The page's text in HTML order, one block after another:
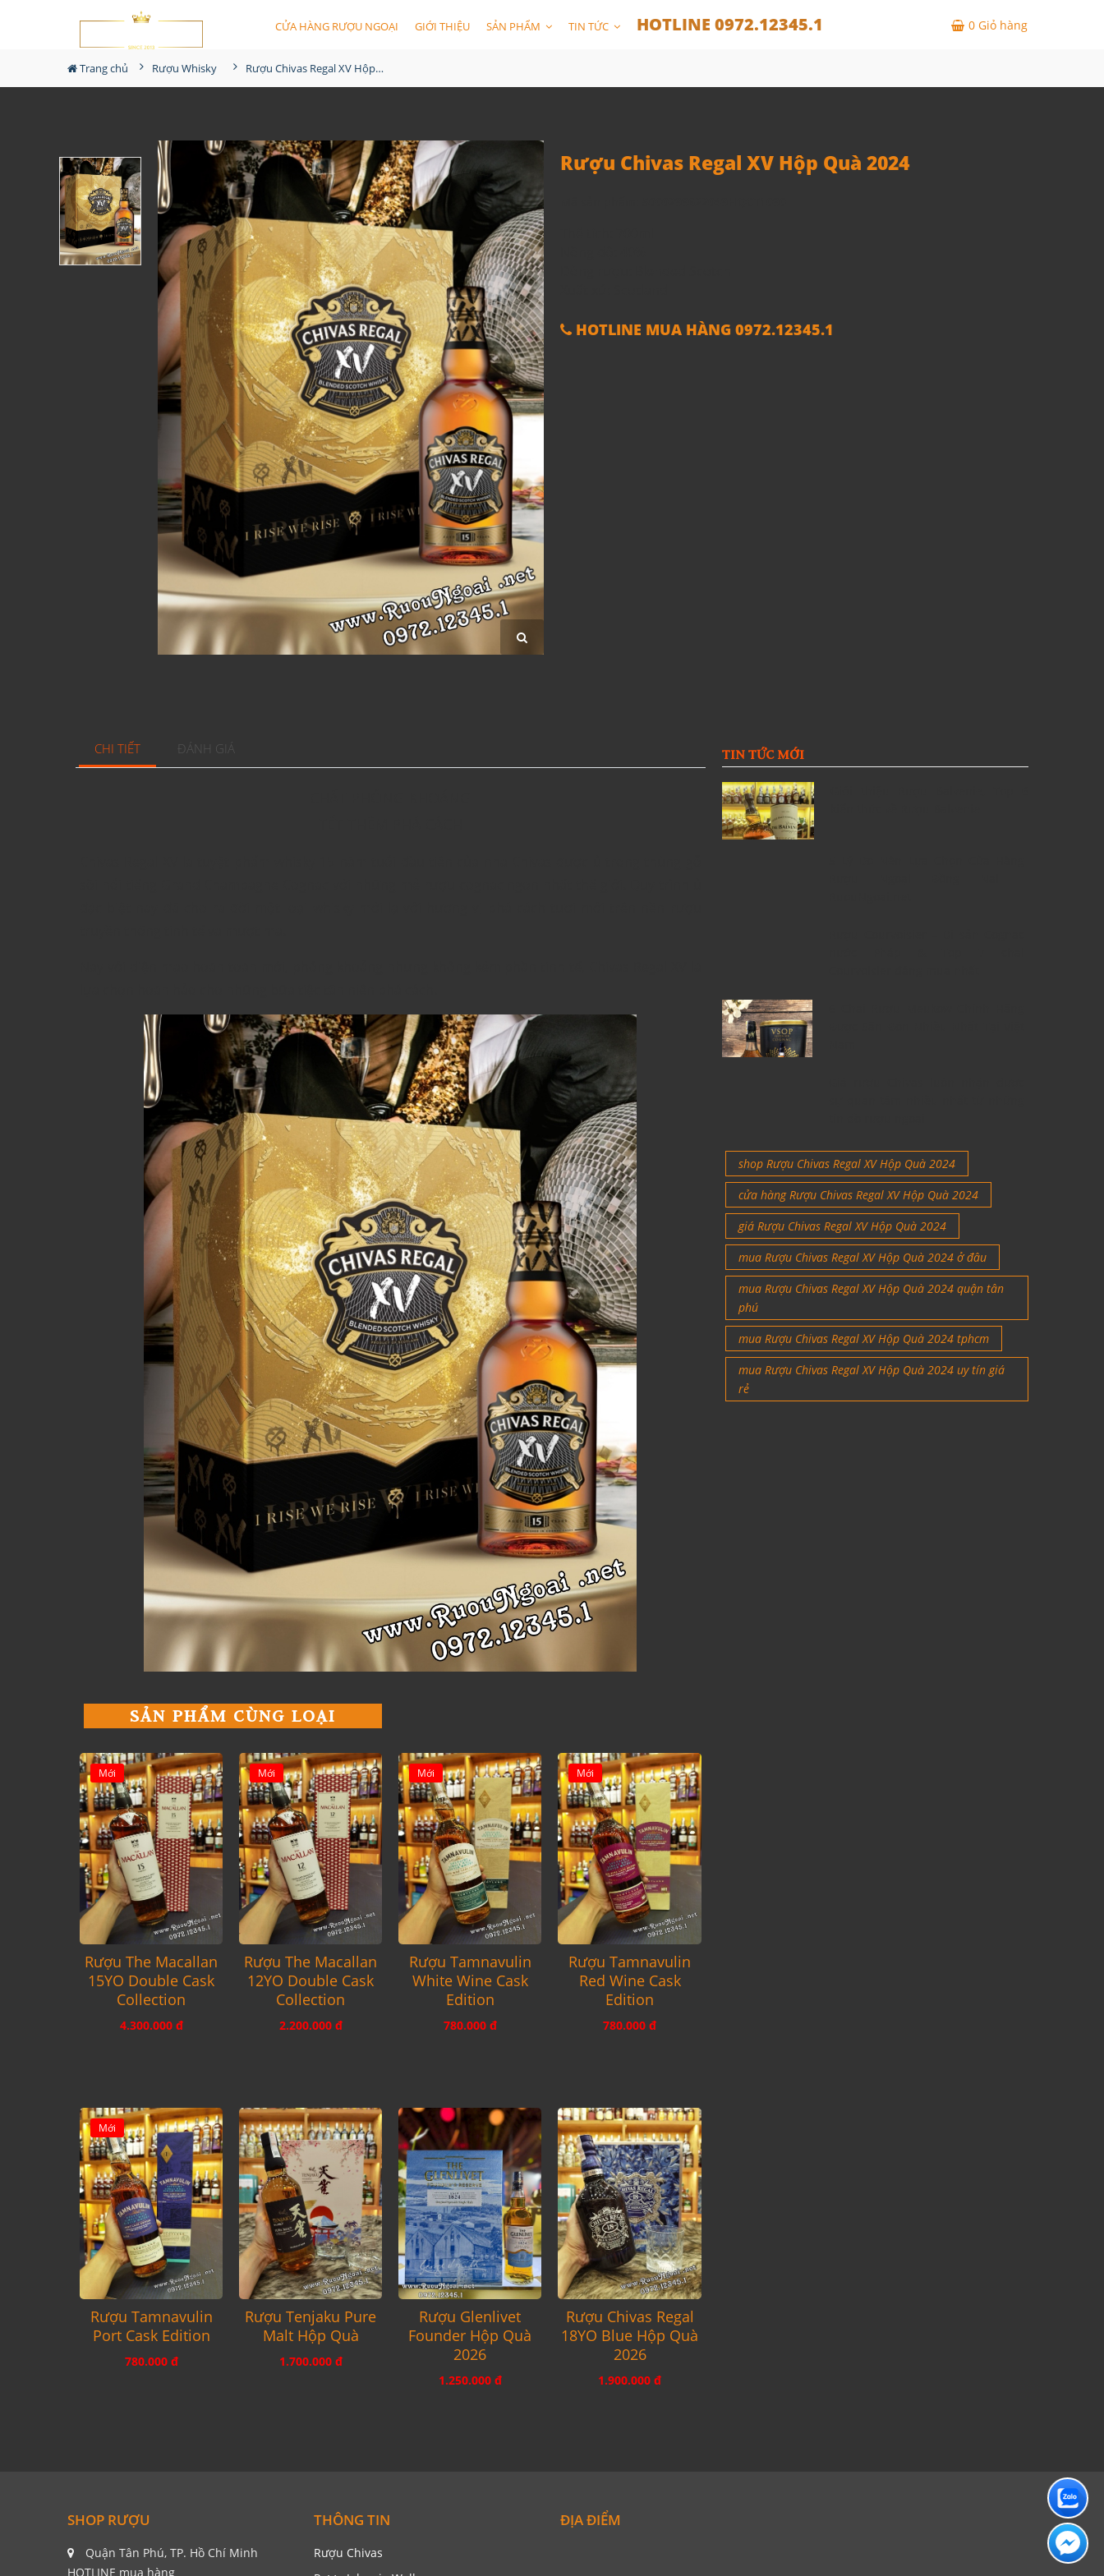
CỬA HÀNG RƯỢU NGOẠI GIỚI THIỆU SẢN PHẨM TIN TỨC HOTLINE 0972.12345.1 0 Giỏ hàng
Trang chủ Rượu Whisky Rượu Chivas Regal XV Hộp Quà 2024
Rượu Chivas Regal XV Hộp Quà 2024
HOTLINE MUA HÀNG 0972.12345.1
CHI TIẾT ĐÁNH GIÁ
SẢN PHẨM CÙNG LOẠI
Mới
Rượu The Macallan
15YO Double Cask
Collection
4.300.000 đ
Mới
Rượu The Macallan
12YO Double Cask
Collection
2.200.000 đ
Mới
Rượu Tamnavulin
White Wine Cask
Edition
780.000 đ
Mới
Rượu Tamnavulin
Red Wine Cask
Edition
780.000 đ
Mới
Rượu Tamnavulin
Port Cask Edition
780.000 đ
Rượu Tenjaku Pure
Malt Hộp Quà
1.700.000 đ
Rượu Glenlivet
Founder Hộp Quà
2026
1.250.000 đ
Rượu Chivas Regal
18YO Blue Hộp Quà
2026
1.900.000 đ
TIN TỨC MỚI
shop Rượu Chivas Regal XV Hộp Quà 2024
cửa hàng Rượu Chivas Regal XV Hộp Quà 2024
giá Rượu Chivas Regal XV Hộp Quà 2024
mua Rượu Chivas Regal XV Hộp Quà 2024 ở đâu
mua Rượu Chivas Regal XV Hộp Quà 2024 quận tân
phú
mua Rượu Chivas Regal XV Hộp Quà 2024 tphcm
mua Rượu Chivas Regal XV Hộp Quà 2024 uy tín giá
rẻ
SHOP RƯỢU
Quận Tân Phú, TP. Hồ Chí Minh
HOTLINE mua hàng
THÔNG TIN
Rượu Chivas
ĐỊA ĐIỂM